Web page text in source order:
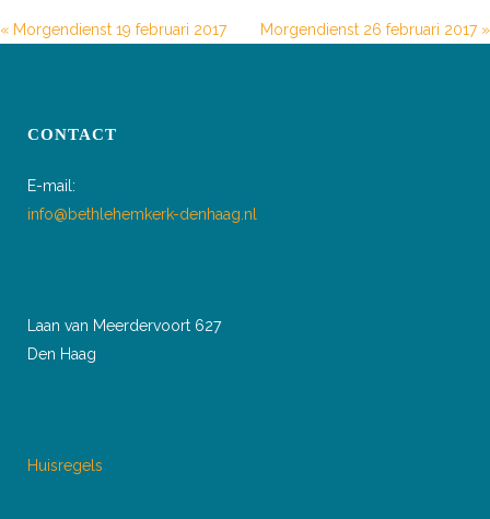
« Morgendienst 19 februari 2017 Morgendienst 26 februari 2017 »
CONTACT
E-mail:
info@bethlehemkerk-denhaag.nl
Laan van Meerdervoort 627
Den Haag
Huisregels